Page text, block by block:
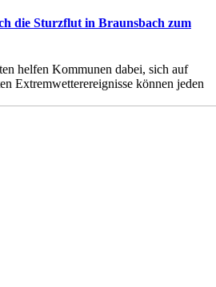
die Sturzflut in Braunsbach zum
helfen Kommunen dabei, sich auf
Extremwetterereignisse können jeden